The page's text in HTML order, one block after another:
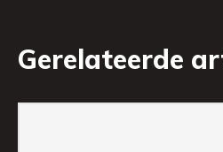
Gerelateerde